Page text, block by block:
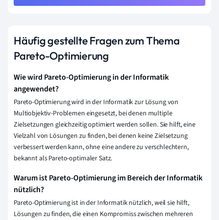
Häufig gestellte Fragen zum Thema
Pareto-Optimierung
Wie wird Pareto-Optimierung in der Informatik
angewendet?
Pareto-Optimierung wird in der Informatik zur Lösung von
Multiobjektiv-Problemen eingesetzt, bei denen multiple
Zielsetzungen gleichzeitig optimiert werden sollen. Sie hilft, eine
Vielzahl von Lösungen zu finden, bei denen keine Zielsetzung
verbessert werden kann, ohne eine andere zu verschlechtern,
bekannt als Pareto-optimaler Satz.
Warum ist Pareto-Optimierung im Bereich der Informatik
nützlich?
Pareto-Optimierung ist in der Informatik nützlich, weil sie hilft,
Lösungen zu finden, die einen Kompromiss zwischen mehreren